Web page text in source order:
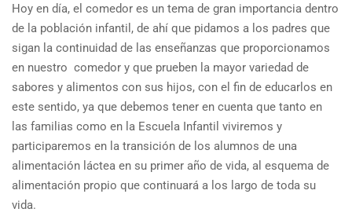
Hoy en día, el comedor es un tema de gran importancia dentro
de la población infantil, de ahí que pidamos a los padres que
sigan la continuidad de las enseñanzas que proporcionamos
en nuestro comedor y que prueben la mayor variedad de
sabores y alimentos con sus hijos, con el fin de educarlos en
este sentido, ya que debemos tener en cuenta que tanto en
las familias como en la Escuela Infantil viviremos y
participaremos en la transición de los alumnos de una
alimentación láctea en su primer año de vida, al esquema de
alimentación propio que continuará a los largo de toda su
vida.